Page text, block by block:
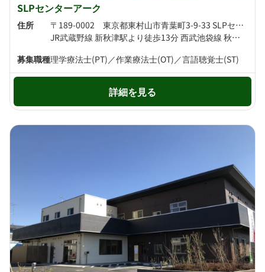
SLPセンターアーク
住所
〒189-0002 東京都東村山市青葉町3-9-33 SLPセンターアーク
JR武蔵野線 新秋津駅より徒歩13分 西武池袋線 秋津駅より徒歩13分
募集職種理学療法士(PT)／作業療法士(OT)／言語聴覚士(ST)
詳細を見る